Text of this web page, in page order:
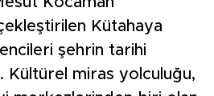
Kütahaya
şehrin tarihi
Kültürel miras yolculuğu,